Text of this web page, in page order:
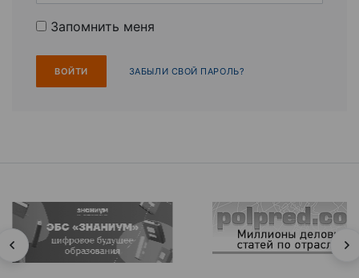
Запомнить меня
ЗАБЫЛИ СВОЙ ПАРОЛЬ?